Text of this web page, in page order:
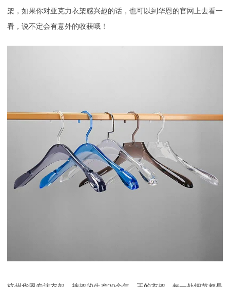
架，如果你对亚克力衣架感兴趣的话，也可以到华恩的官网上去看一
看，说不定会有意外的收获哦！